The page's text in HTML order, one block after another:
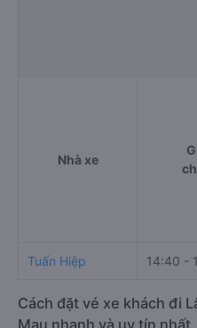
Nhà xe
Tuấn Hiệp 14:40 -
Cách đặt vé xe khách đi